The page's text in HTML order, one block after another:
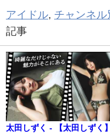
アイドル, チャンネル
記事
太田しずく - 【太田しずく